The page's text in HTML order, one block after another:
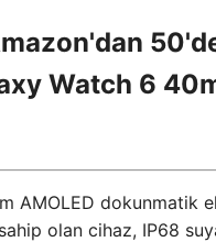
Watch 6
AMOLED dokunmatik
olan cihaz, IP68